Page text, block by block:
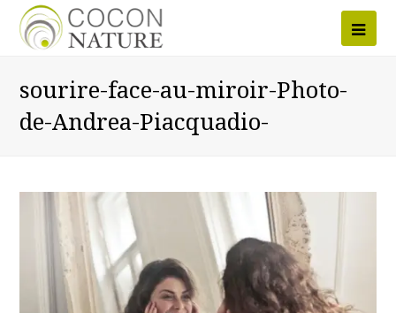
sourire-face-au-miroir-Photo-
de-Andrea-Piacquadio-